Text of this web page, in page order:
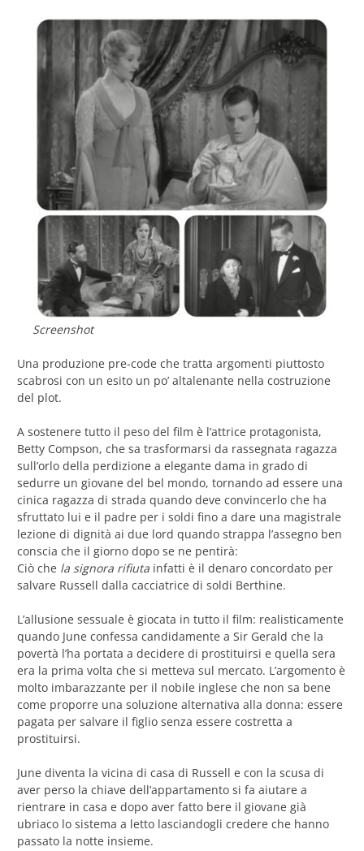
Screenshot
Una produzione pre-code che tratta argomenti piuttosto
scabrosi con un esito un po’ altalenante nella costruzione
del plot.
A sostenere tutto il peso del film è l’attrice protagonista,
Betty Compson, che sa trasformarsi da rassegnata ragazza
sull’orlo della perdizione a elegante dama in grado di
sedurre un giovane del bel mondo, tornando ad essere una
cinica ragazza di strada quando deve convincerlo che ha
sfruttato lui e il padre per i soldi fino a dare una magistrale
lezione di dignità ai due lord quando strappa l’assegno ben
conscia che il giorno dopo se ne pentirà:
Ciò che la signora rifiuta infatti è il denaro concordato per
salvare Russell dalla cacciatrice di soldi Berthine.
L’allusione sessuale è giocata in tutto il film: realisticamente
quando June confessa candidamente a Sir Gerald che la
povertà l’ha portata a decidere di prostituirsi e quella sera
era la prima volta che si metteva sul mercato. L’argomento è
molto imbarazzante per il nobile inglese che non sa bene
come proporre una soluzione alternativa alla donna: essere
pagata per salvare il figlio senza essere costretta a
prostituirsi.
June diventa la vicina di casa di Russell e con la scusa di
aver perso la chiave dell’appartamento si fa aiutare a
rientrare in casa e dopo aver fatto bere il giovane già
ubriaco lo sistema a letto lasciandogli credere che hanno
passato la notte insieme.